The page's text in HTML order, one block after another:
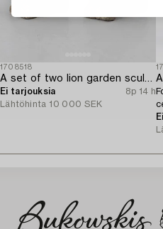
1708518
A set of two lion garden sculptures.
Ei tarjouksia
8p 14 h
Lähtöhinta 10 000 SEK